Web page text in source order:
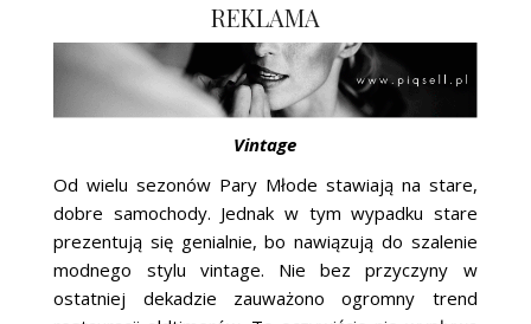
REKLAMA
Vintage
Od wielu sezonów Pary Młode stawiają na stare,
dobre samochody. Jednak w tym wypadku stare
prezentują się genialnie, bo nawiązują do szalenie
modnego stylu vintage. Nie bez przyczyny w
ostatniej dekadzie zauważono ogromny trend